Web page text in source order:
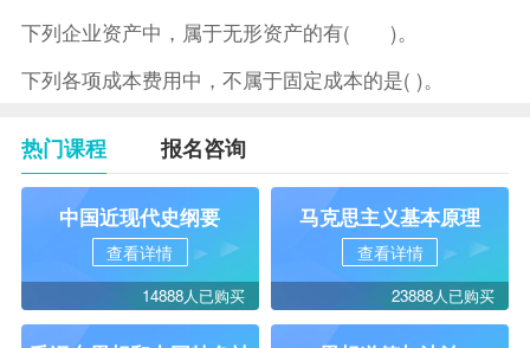
下列企业资产中，属于无形资产的有( )。
下列各项成本费用中，不属于固定成本的是( )。
热门课程 报名咨询
中国近现代史纲要
查看详情
14888人已购买
马克思主义基本原理
查看详情
23888人已购买